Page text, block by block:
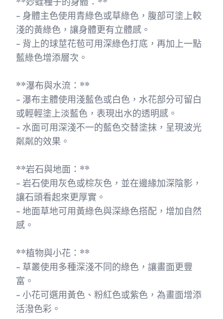
- 身體主色使用青綠色或草綠色，腹部可塗上較
淺的黃綠色，讓身體更有立體感。
- 背上的球莖花苞可用深綠色打底，再加上一點
藍綠色增添層次。
**瀑布與水流：**
- 瀑布主體使用淺藍色或白色，水花部分可留白
或輕輕塗上淡藍色，表現出水的透明感。
- 水面可用深淺不一的藍色交替塗抹，呈現波光
粼粼的效果。
**岩石與地面：**
- 岩石使用灰色或棕灰色，並在邊緣加深陰影，
讓石頭看起來更厚實。
- 地面草地可用黃綠色與深綠色搭配，增加自然
感。
**植物與小花：**
- 草叢使用多種深淺不同的綠色，讓畫面更豐
富。
- 小花可選用黃色、粉紅色或紫色，為畫面增添
活潑色彩。